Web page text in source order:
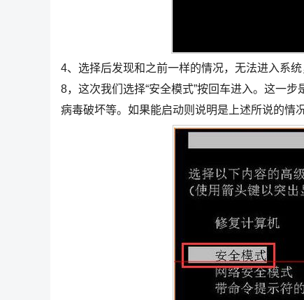
4、选择后发现和之前一样的情况，无法进入系
8，这次我们选择“安全模式”按回车进入。这一
病毒破坏等。如果能启动则说明是上述所说的情